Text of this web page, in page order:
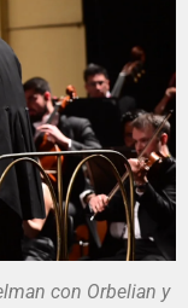
con Orbelian y